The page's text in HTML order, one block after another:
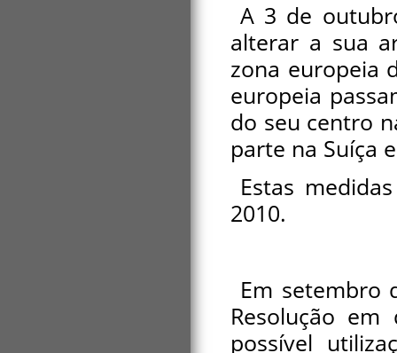
A 3 de
alterar a sua
zona europeia
europeia
do seu centro
parte na Suíça
Estas
2010.
Em setembro
Resolução
possível